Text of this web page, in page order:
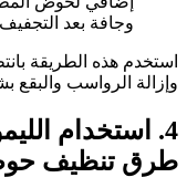
وجافة بعد
هذه الطريقة
الرواسب والبقع
4. استخدام
تنظيف